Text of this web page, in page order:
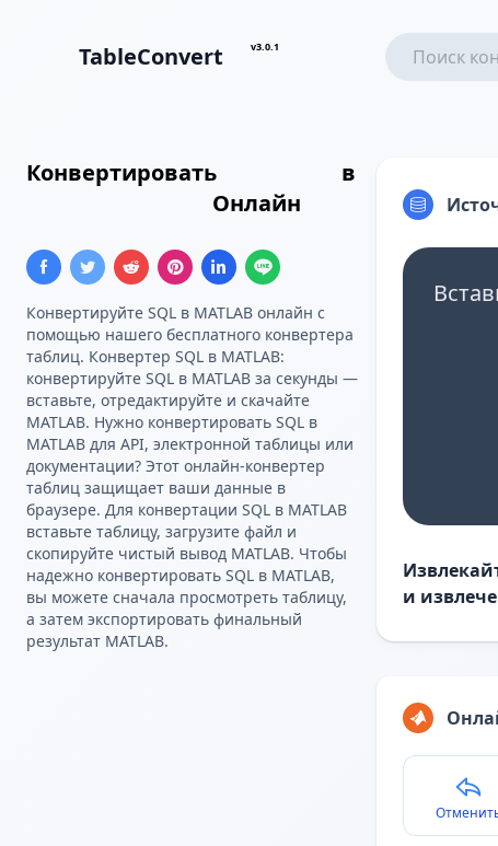
TableConvert v3.0.1
Конвертировать
в
Онлайн
Конвертируйте SQL в MATLAB онлайн с
помощью нашего бесплатного конвертера
таблиц. Конвертер SQL в MATLAB:
конвертируйте SQL в MATLAB за секунды —
вставьте, отредактируйте и скачайте
MATLAB. Нужно конвертировать SQL в
MATLAB для API, электронной таблицы или
документации? Этот онлайн-конвертер
таблиц защищает ваши данные в
браузере. Для конвертации SQL в MATLAB
вставьте таблицу, загрузите файл и
скопируйте чистый вывод MATLAB. Чтобы
надежно конвертировать SQL в MATLAB,
вы можете сначала просмотреть таблицу,
а затем экспортировать финальный
результат MATLAB.
и